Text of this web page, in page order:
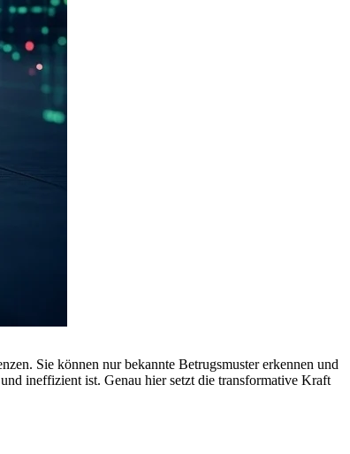
Sie können nur bekannte Betrugsmuster erkennen und
ineffizient ist. Genau hier setzt die transformative Kraft